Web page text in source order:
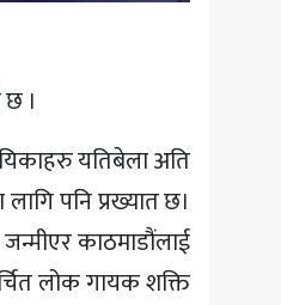
।
यतिबेला अति
पनि प्रख्यात छ।
काठमाडौंलाई
लोक गायक शक्ति